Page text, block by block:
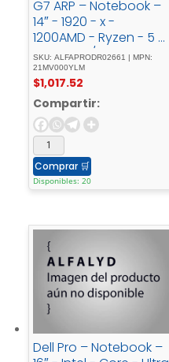
G7 ARP – Notebook –
14″ - 1920 - x -
1200AMD - Ryzen - 5 -
7535HS - / - 3.3 -
GHz16 - GBDDR5 -
SDRAM512 - GB -
SSDAMD - Radeon -
660MWindows - 11 -
Pro - 64-bit - Edition
SKU: ALFAPRODR02661 | MPN:
21MV000YLM
$1,017.52
Compartir:
Comprar 🛒
Disponibles: 20
Dell Pro – Notebook –